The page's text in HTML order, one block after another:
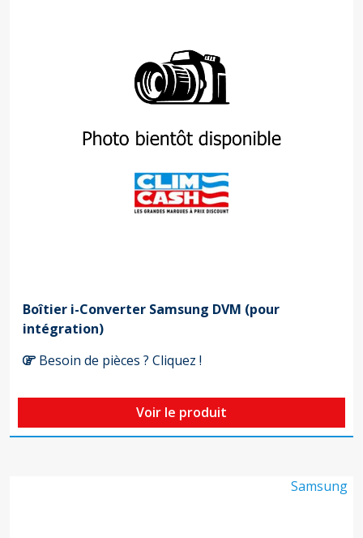
Boîtier i-Converter Samsung DVM (pour
intégration)
Besoin de pièces ? Cliquez !
Voir le produit
Samsung